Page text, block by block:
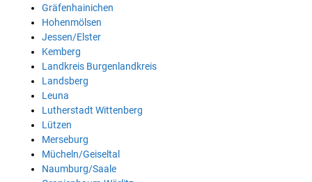
Gräfenhainichen
Hohenmölsen
Jessen/Elster
Kemberg
Landkreis Burgenlandkreis
Landsberg
Leuna
Lutherstadt Wittenberg
Lützen
Merseburg
Mücheln/Geiseltal
Naumburg/Saale